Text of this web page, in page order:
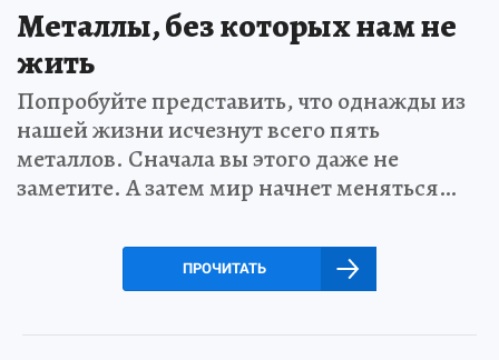
Металлы, без которых нам не
жить
Попробуйте представить, что однажды из
нашей жизни исчезнут всего пять
металлов. Сначала вы этого даже не
заметите. А затем мир начнет меняться…
ПРОЧИТАТЬ